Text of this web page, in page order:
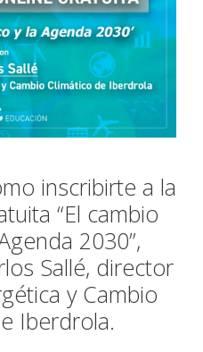
inscribirte a la
“El cambio
2030”,
Sallé, director
y Cambio
Iberdrola.